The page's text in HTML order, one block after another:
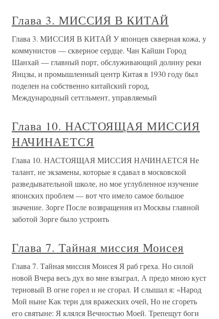
Глава 3. МИССИЯ В КИТАЙ
Глава 3. МИССИЯ В КИТАЙ У японцев скверная кожа, у
коммунистов — скверное сердце. Чан Кайши Город
Шанхай — главный порт, обслуживающий долину реки
Янцзы, и промышленный центр Китая в 1930 году был
поделен на собственно китайский город,
Международный сеттльмент, управляемый
Глава 10. НАСТОЯЩАЯ МИССИЯ
НАЧИНАЕТСЯ
Глава 10. НАСТОЯЩАЯ МИССИЯ НАЧИНАЕТСЯ Не
талант, не экзамены, которые я сдавал в московской
разведывательной школе, но мое углубленное изучение
японских проблем — вот что имело самое большое
значение. Зорге После возвращения из Москвы главной
заботой Зорге было устроить
Глава 7. Тайная миссия Моисея
Глава 7. Тайная миссия Моисея Я раб греха. Но силой
новой Вчера весь дух во мне взыграл, А предо мною куст
терновый В огне горел и не сгорал. И слышал я: «Народ
Мой ныне Как терн для вражеских очей, Но не сгореть
его святыне: Я клялся Вечностью Моей. Трепещут боги